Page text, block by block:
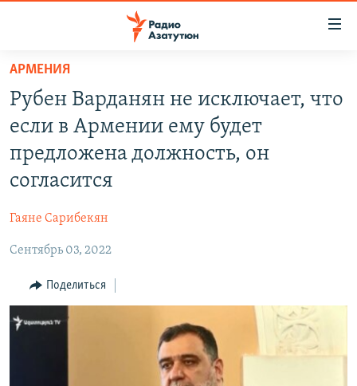
Перейти
основному
содержанию
основной
Перейти
ГЛАВНАЯ
НОВОСТИ
РЕГИОН
НАГОРНЫЙ КАРАБАХ
КУЛЬТУРА
СПОРТ
АРМЕНИЯ
Рубен Варданян не исключает, что
если в Армении ему будет
предложена должность, он
согласится
Гаяне Сарибекян
Сентябрь 03, 2022
Поделиться